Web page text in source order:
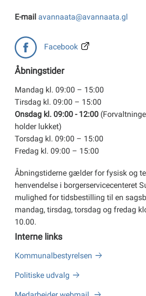
E-mail avannaata@avannaata.gl
Facebook
Åbningstider
Mandag kl. 09:00 – 15:00
Tirsdag kl. 09:00 – 15:00
Onsdag kl. 09:00 - 12:00
holder lukket)
Torsdag kl. 09:00 – 15:00
Fredag kl. 09:00 – 15:00
Åbningstiderne gælder for fysisk og
henvendelse i borgerservicecenteret
mulighed for tidsbestilling til en
mandag, tirsdag, torsdag og fredag
10.00.
Interne links
Kommunalbestyrelsen
Politiske udvalg